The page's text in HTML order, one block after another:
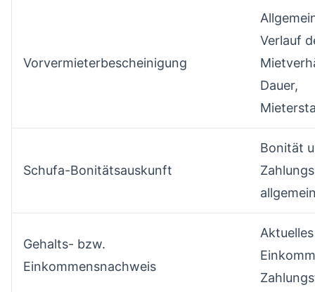
Vorvermieterbescheinigung
Verlauf
Dauer,
Schufa-Bonitätsauskunft
Bonität
Gehalts- bzw.
Einkommensnachweis
Aktuelles